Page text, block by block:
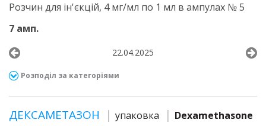
Розчин для ін'єкцій, 4 мг/мл по 1 мл в ампулах № 5
7 амп.
22.04.2025
Розподіл за категоріями
ДЕКСАМЕТАЗОН упаковка
Dexamethasone